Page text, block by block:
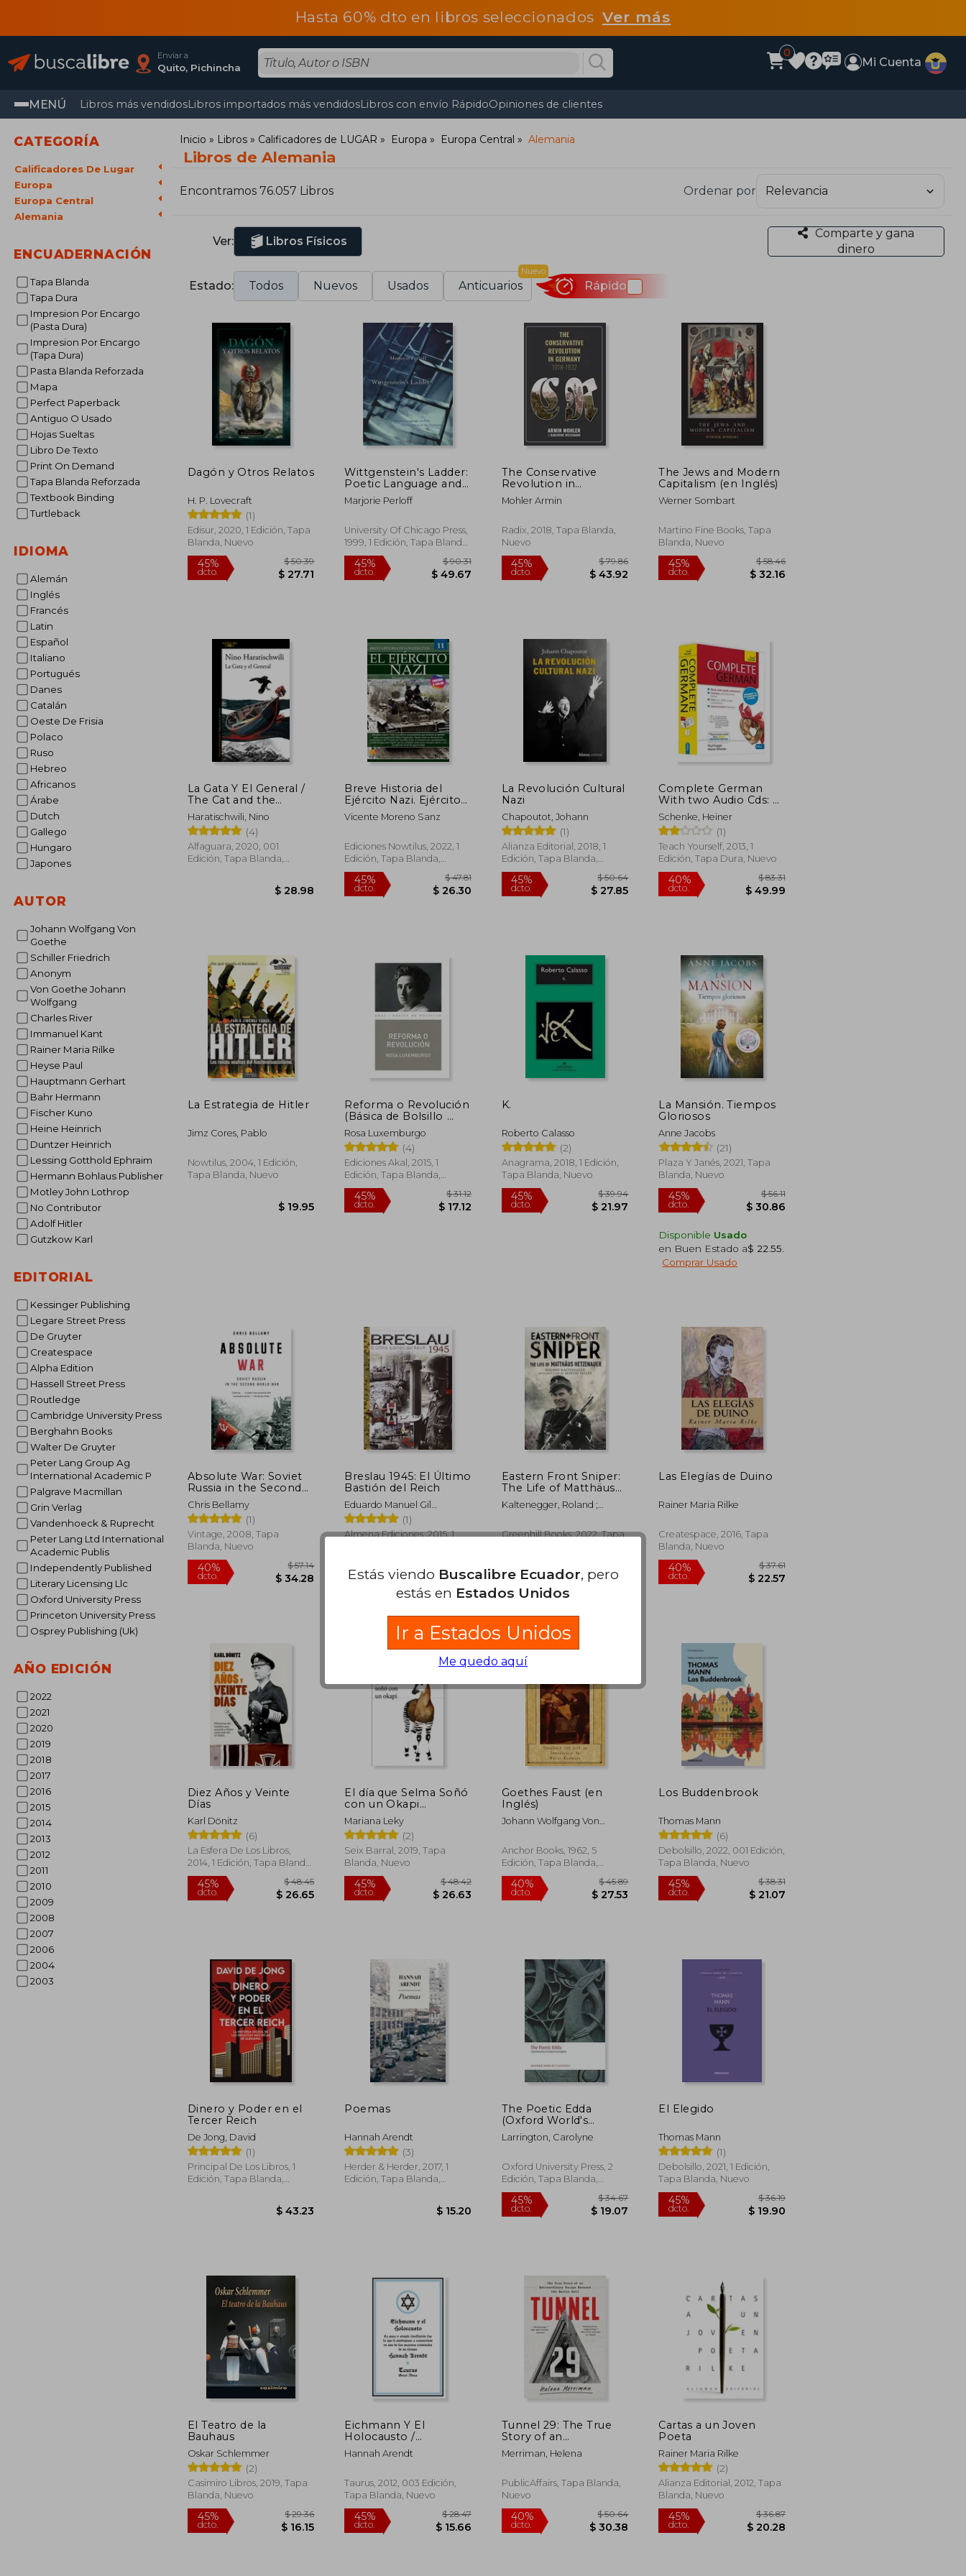
Hasta 60% dto en libros seleccionadosVer más
Enviar a
Quito, Pichincha
0
Mi Cuenta
MENÚ Libros más vendidosLibros importados más vendidosLibros con envío RápidoOpiniones de clientes
CATEGORÍA
Calificadores De Lugar
Europa
Europa Central
Alemania
ENCUADERNACIÓN
Tapa Blanda
Tapa Dura
Impresion Por Encargo
(Pasta Dura)
Impresion Por Encargo
(Tapa Dura)
Pasta Blanda Reforzada
Mapa
Perfect Paperback
Antiguo O Usado
Hojas Sueltas
Libro De Texto
Print On Demand
Tapa Blanda Reforzada
Textbook Binding
Turtleback
IDIOMA
Alemán
Inglés
Francés
Latin
Español
Italiano
Portugués
Danes
Catalán
Oeste De Frisia
Polaco
Ruso
Hebreo
Africanos
Árabe
Dutch
Gallego
Hungaro
Japones
AUTOR
Johann Wolfgang Von
Goethe
Schiller Friedrich
Anonym
Von Goethe Johann
Wolfgang
Charles River
Immanuel Kant
Rainer Maria Rilke
Heyse Paul
Hauptmann Gerhart
Bahr Hermann
Fischer Kuno
Heine Heinrich
Duntzer Heinrich
Lessing Gotthold Ephraim
Hermann Bohlaus Publisher
Motley John Lothrop
No Contributor
Adolf Hitler
Gutzkow Karl
EDITORIAL
Kessinger Publishing
Legare Street Press
De Gruyter
Createspace
Alpha Edition
Hassell Street Press
Routledge
Cambridge University Press
Berghahn Books
Walter De Gruyter
Peter Lang Group Ag
International Academic P
Palgrave Macmillan
Grin Verlag
Vandenhoeck & Ruprecht
Peter Lang Ltd International
Academic Publis
Independently Published
Literary Licensing Llc
Oxford University Press
Princeton University Press
Osprey Publishing (Uk)
AÑO EDICIÓN
2022
2021
2020
2019
2018
2017
2016
2015
2014
2013
2012
2011
2010
2009
2008
2007
2006
2004
2003
Inicio Libros Calificadores de LUGAR Europa Europa Central Alemania
Libros de Alemania
Encontramos 76.057 Libros Ordenar por
Ver: Libros Físicos
Comparte y gana
dinero
Estado: Todos Nuevos Usados Anticuarios
Nuevo
Rápido
Dagón y Otros Relatos
H. P. Lovecraft
(1)
Edisur, 2020, 1 Edición, Tapa
Blanda, Nuevo
Wittgenstein's Ladder:
Poetic Language and
the Strangeness of
the Ordinary (en
Marjorie Perloff
University Of Chicago Press,
1999, 1 Edición, Tapa Blanda,
Nuevo
$ 49.67
The Conservative
Revolution in
Germany, 1918-1932
(en Inglés)
Mohler Armin
Radix, 2018, Tapa Blanda,
Nuevo
The Jews and Modern
Capitalism (en Inglés)
Werner Sombart
Martino Fine Books, Tapa
Blanda, Nuevo
La Gata Y El General /
The Cat and the
General
Haratischwili, Nino
(4)
Alfaguara, 2020, 001
Edición, Tapa Blanda,
Breve Historia del
Ejército Nazi. Ejércitos
11
Vicente Moreno Sanz
Ediciones Nowtilus, 2022, 1
Edición, Tapa Blanda,
Nuevo
45%
dcto.
La Revolución Cultural
Nazi
Chapoutot, Johann
(1)
Alianza Editorial, 2018, 1
Edición, Tapa Blanda,
Nuevo
45%
dcto.
$ 50.64
$ 27.85
Complete German
With two Audio Cds: A
Teach Yourself
Program (en Inglés)
Schenke, Heiner
(1)
Teach Yourself, 2013, 1
Edición, Tapa Dura, Nuevo
40%
dcto.
La Estrategia de Hitler
Jimz Cores, Pablo
Nowtilus, 2004, 1 Edición,
Tapa Blanda, Nuevo
Reforma o Revolución
(Básica de Bolsillo 
Serie Clásicos del
Pensamiento Político)
Rosa Luxemburgo
(4)
Ediciones Akal, 2015, 1
Edición, Tapa Blanda,
Nuevo
dcto.
K.
Roberto Calasso
(2)
Anagrama, 2018, 1 Edición,
Tapa Blanda, Nuevo
45%
dcto.
$ 39.94
$ 21.97
La Mansión. Tiempos
Gloriosos
Anne Jacobs
(21)
Plaza Y Janés, 2021, Tapa
Blanda, Nuevo
45%
dcto.
Disponible Usado
en Buen Estado a$ 22.55
Comprar Usado
Absolute War: Soviet
Russia in the Second
World war (en Inglés)
Chris Bellamy
(1)
Vintage, 2008, Tapa
Blanda, Nuevo
40%
dcto.
Breslau 1945: El Último
Bastión del Reich
Eduardo Manuel Gil
Martínez
(1)
Almena Ediciones, 2015, 1
45%
dcto.
Eastern Front Sniper:
The Life of Matthäus
Hetzenauer (en
Inglés)
Kaltenegger, Roland ;
Martin
Greenhill Books, 2022, Tapa
45%
dcto.
$ 46.05
$ 25.33
Las Elegías de Duino
Rainer Maria Rilke
Createspace, 2016, Tapa
Blanda, Nuevo
40%
dcto.
Diez Años y Veinte
Días
Karl Dönitz
(6)
La Esfera De Los Libros,
2014, 1 Edición, Tapa Blanda,
Nuevo
dcto. $ 26.65
El día que Selma Soñó
con un Okapi
(Biblioteca
Formentor)
Mariana Leky
(2)
Seix Barral, 2019, Tapa
Blanda, Nuevo
$ 26.63
Goethes Faust (en
Inglés)
Johann Wolfgang Von
Anchor Books, 1962, 5
Edición, Tapa Blanda,
Nuevo
dcto. $ 27.53
Los Buddenbrook
Thomas Mann
(6)
Debolsillo, 2022, 001 Edición,
Tapa Blanda, Nuevo
Dinero y Poder en el
Tercer Reich
De Jong, David
(1)
Principal De Los Libros, 1
Edición, Tapa Blanda,
$ 43.23
Poemas
Hannah Arendt
(3)
Herder & Herder, 2017, 1
Edición, Tapa Blanda,
$ 15.20
The Poetic Edda
(Oxford World's
Classics) (en Inglés)
Larrington, Carolyne
Oxford University Press, 2
Edición, Tapa Blanda,
Nuevo
45%
dcto.
$ 34.67
$ 19.07
El Elegido
Thomas Mann
(1)
Debolsillo, 2021, 1 Edición,
Tapa Blanda, Nuevo
El Teatro de la
Bauhaus
Oskar Schlemmer
(2)
Casimiro Libros, 2019, Tapa
Blanda, Nuevo
Eichmann Y El
Holocausto /
Eichmann and the
Holocaust
Hannah Arendt
Taurus, 2012, 003 Edición,
Tapa Blanda, Nuevo
Tunnel 29: The True
Story of an
Extraordinary Escape
Beneath the Berlin
Merriman, Helena
PublicAffairs, Tapa Blanda,
Nuevo
Cartas a un Joven
Poeta
Rainer Maria Rilke
(2)
Alianza Editorial, 2012, Tapa
Blanda, Nuevo
Estás viendo Buscalibre Ecuador, pero
estás en Estados Unidos
Ir a Estados Unidos
Me quedo aquí